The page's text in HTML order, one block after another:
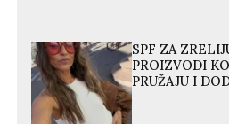
SPF ZA
PROIZVODI
PRUŽAJU I